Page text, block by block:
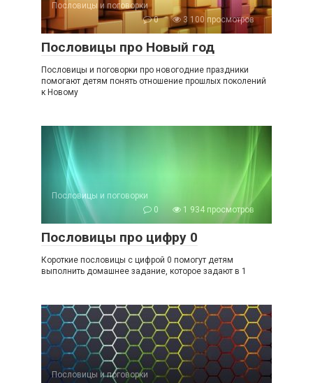
Пословицы и поговорки
0
3 100 просмотров
Пословицы про Новый год
Пословицы и поговорки про новогодние праздники
помогают детям понять отношение прошлых поколений
к Новому
Пословицы и поговорки
0
1 934 просмотров
Пословицы про цифру 0
Короткие пословицы с цифрой 0 помогут детям
выполнить домашнее задание, которое задают в 1
Пословицы и поговорки